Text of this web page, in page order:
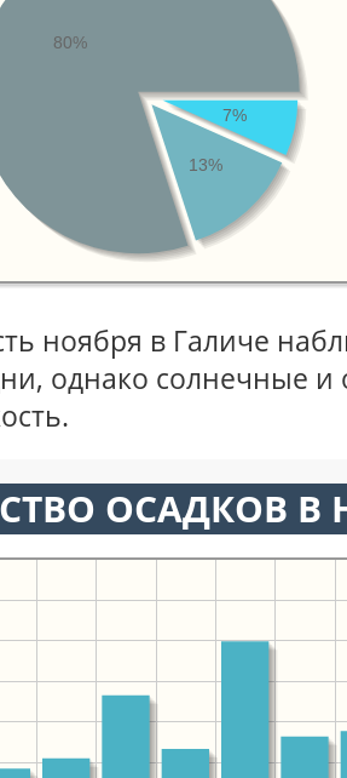
7%
13%
80%
ноября в Галиче
однако солнечные
ОСАДКОВ В